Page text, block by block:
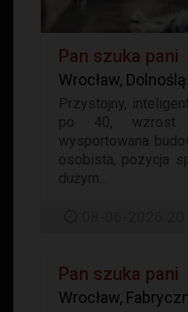
Pan szuka pani
Wrocław,
Przystojny,
po 40, wzrost
wysportowana
osobista, pozycja
dużym...
Pan szuka pani
Wrocław,